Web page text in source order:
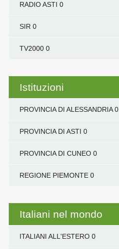
RADIO ASTI 0
SIR 0
TV20000
Istituzioni
PROVINCIA DI ALESSANDRIA0
PROVINCIA DI ASTI 0
PROVINCIA DI CUNEO0
REGIONE PIEMONTE0
Italiani nel mondo
ITALIANI ALL'ESTERO0